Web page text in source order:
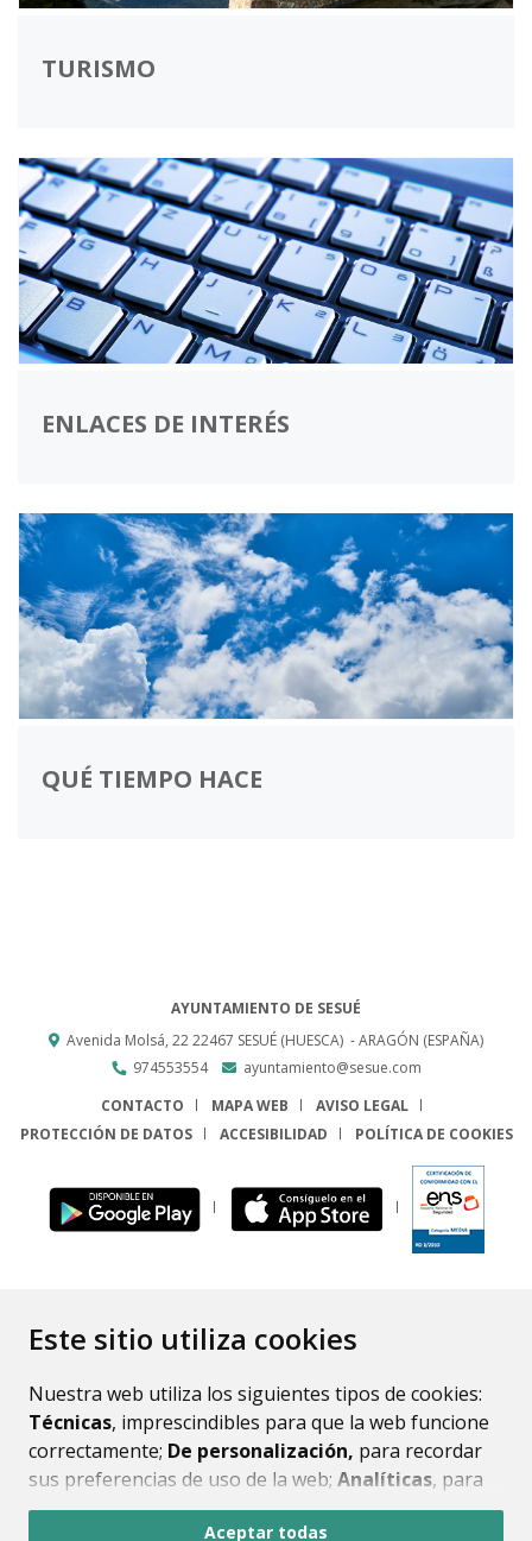
Este sitio utiliza cookies
Nuestra web utiliza los siguientes tipos de cookies:
Técnicas, imprescindibles para que la web funcione
correctamente; De personalización, para recordar
sus preferencias de uso de la web; Analíticas, para
mejorar el funcionamiento de la web y sus servicios.
Aceptar todas
TURISMO
ENLACES DE INTERÉS
QUÉ TIEMPO HACE
AYUNTAMIENTO DE SESUÉ
Avenida Molsá, 2222467 SESUÉ (HUESCA) - ARAGÓN (ESPAÑA)
974553554
ayuntamiento@sesue.com
CONTACTO
MAPA WEB
AVISO LEGAL
PROTECCIÓN DE DATOS
ACCESIBILIDAD POLÍTICA DE COOKIES